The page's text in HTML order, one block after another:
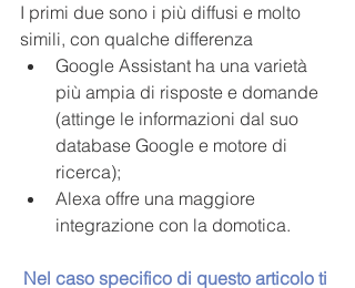
I primi due sono i più diffusi e molto
simili, con qualche differenza
Google Assistant ha una varietà
più ampia di risposte e domande
(attinge le informazioni dal suo
database Google e motore di
ricerca);
Alexa offre una maggiore
integrazione con la domotica.
Nel caso specifico di questo articolo ti